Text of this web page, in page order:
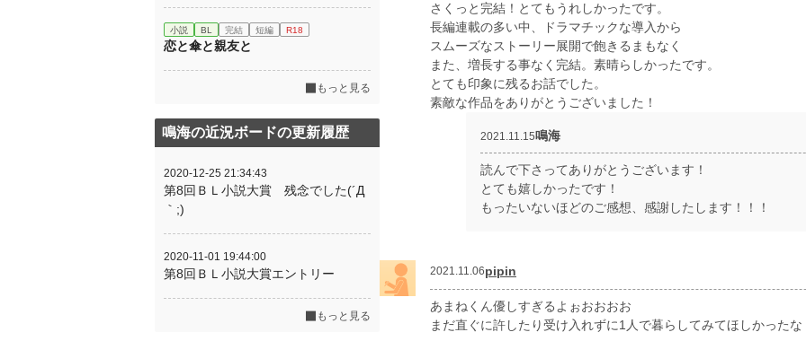
さくっと完結！とてもうれしかったです。
長編連載の多い中、ドラマチックな導入から
スムーズなストーリー展開で飽きるまもなく
また、増長する事なく完結。素晴らしかったです。
とても印象に残るお話でした。
素敵な作品をありがとうございました！
2021.11.15鳴海
読んで下さってありがとうございます！
とても嬉しかったです！
もったいないほどのご感想、感謝したします！！！
2021.11.06pipin
あまねくん優しすぎるよぉおおおお
まだ直ぐに許したり受け入れずに1人で暮らしてみてほしかったな
小説 BL 完結 短編 R18
恋と傘と親友と
もっと見る
鳴海の近況ボードの更新履歴
2020-12-25 21:34:43
第8回ＢＬ小説大賞 残念でした(´Д
｀;)
2020-11-01 19:44:00
第8回ＢＬ小説大賞エントリー
もっと見る